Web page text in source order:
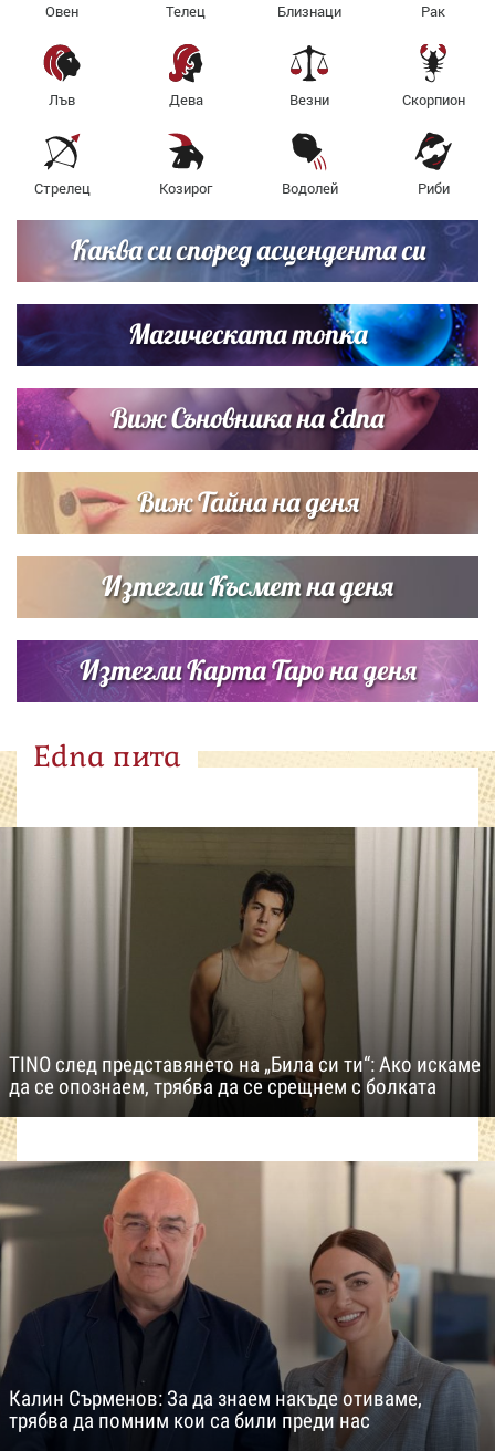
Овен Телец Близнаци Рак
Лъв Дева Везни Скорпион
Стрелец Козирог Водолей Риби
Каква си според асцендента си
Магическата топка
Виж Съновника на Edna
Виж Тайна на деня
Изтегли Късмет на деня
Изтегли Карта Таро на деня
Edna пита
TINO след представянето на „Била си ти“: Ако искаме
да се опознаем, трябва да се срещнем с болката
Калин Сърменов: За да знаем накъде отиваме,
трябва да помним кои са били преди нас